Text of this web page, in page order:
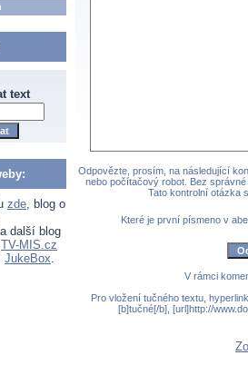
text
zde, blog o
a další blog
TV-MIS.cz
JukeBox.
Odpovězte, prosím, na následující
nebo počítačový robot. Bez
Tato kontrolní otázka
Které je první písmeno v
V rámci
Pro vložení tučného textu,
[b]tučné[/b], [url]http://